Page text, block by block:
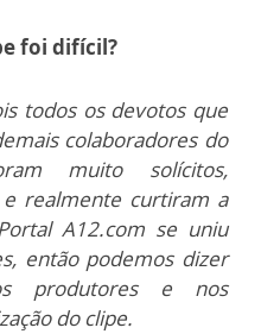
foi difícil?
todos os devotos que
colaboradores do
muito solícitos,
realmente curtiram a
A12.com se uniu
então podemos dizer
produtores e nos
do clipe.